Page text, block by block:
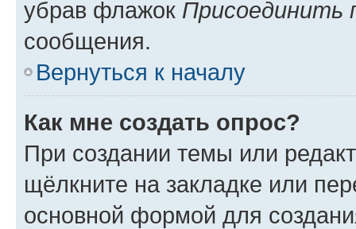
убрав флажок Присоединить
сообщения.
Вернуться к началу
Как мне создать опрос?
При создании темы или
щёлкните на закладке или
основной формой для